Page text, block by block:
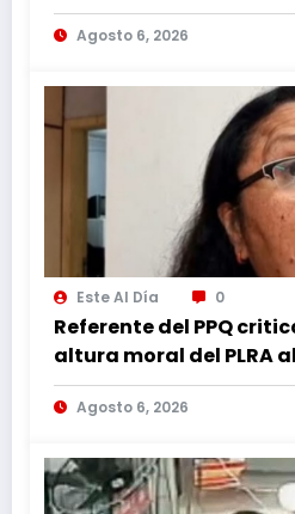
Agosto 6, 2026
Este Al Día 0
Referente del PPQ
altura moral del PLRA
corruptos
Agosto 6, 2026